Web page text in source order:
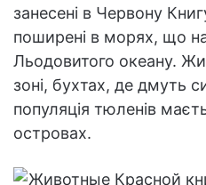
занесені в Червону
поширені в морях, що
Льодовитого океану.
зоні, бухтах, де дмуть
популяція тюленів
островах.